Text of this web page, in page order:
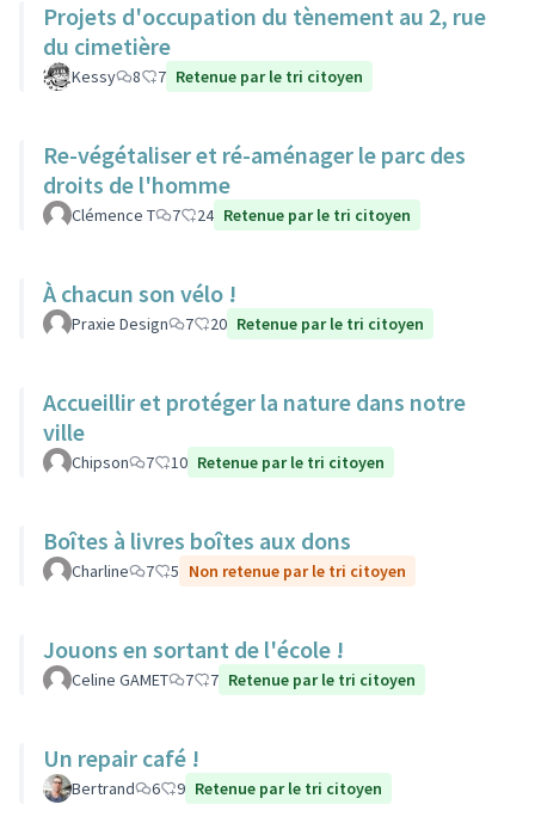
Projets d'occupation du tènement au 2, rue
du cimetière
Kessy 8 7 Retenue par le tri citoyen
Re-végétaliser et ré-aménager le parc des
droits de l'homme
Clémence T 7 24 Retenue par le tri citoyen
À chacun son vélo !
Praxie Design 7 20 Retenue par le tri citoyen
Accueillir et protéger la nature dans notre
ville
Chipson 7 10 Retenue par le tri citoyen
Boîtes à livres boîtes aux dons
Charline 7 5 Non retenue par le tri citoyen
Jouons en sortant de l'école !
Celine GAMET 7 7 Retenue par le tri citoyen
Un repair café !
Bertrand 6 9 Retenue par le tri citoyen